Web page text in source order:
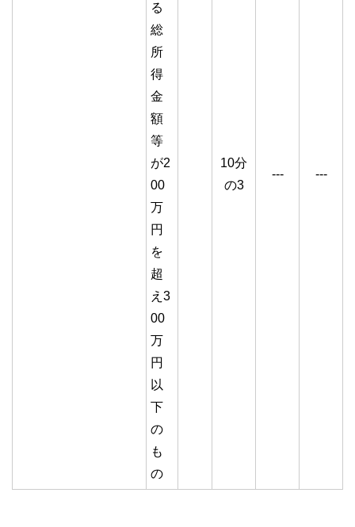
る
総
所
得
金
額
等
が2
00
万
円
を
超
え3
00
万
円
以
下
の
も
の
10分
の3
--- ---